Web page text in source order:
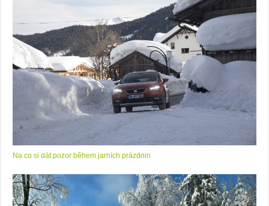
Na co si dát pozor během jarních prázdnin